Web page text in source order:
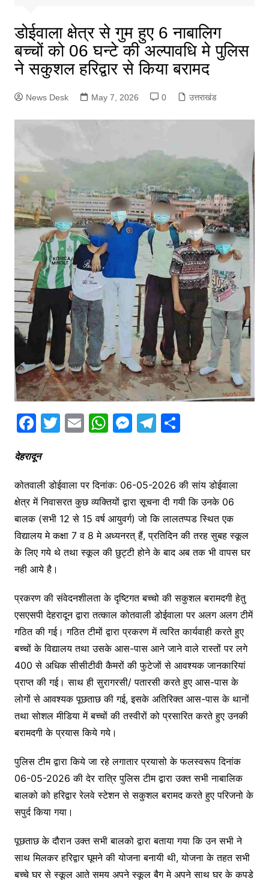
डोईवाला क्षेत्र से गुम हुए 6 नाबालिग
बच्चों को 06 घन्टे की अल्पावधि मे पुलिस
ने सकुशल हरिद्वार से किया बरामद
News Desk May 7, 2026 0 उत्तराखंड
F
c
e
b
o
o
k
T
er
E
l
W
s
A
p
p
M
s
e
n
g
er
T
gr
a
m
S
e
देहरादून
कोतवाली डोईवाला पर दिनांक: 06-05-2026 की सांय डोईवाला
क्षेत्र में निवासरत कुछ व्यक्तियों द्वारा सूचना दी गयी कि उनके 06
बालक (सभी 12 से 15 वर्ष आयुवर्ग) जो कि लालतप्पड स्थित एक
विद्यालय मे कक्षा 7 व 8 मे अध्यनरत् हैं, प्रतिदिन की तरह सुबह स्कूल
के लिए गये थे तथा स्कूल की छुट्टी होने के बाद अब तक भी वापस घर
नही आये है।
प्रकरण की संवेदनशीलता के दृष्टिगत बच्चो की सकुशल बरामदगी हेतु
एसएसपी देहरादून द्वारा तत्काल कोतवाली डोईवाला पर अलग अलग टीमें
गठित की गई। गठित टीमों द्वारा प्रकरण में त्वरित कार्यवाही करते हुए
बच्चों के विद्यालय तथा उसके आस-पास आने जाने वाले रास्तों पर लगे
400 से अधिक सीसीटीवी कैमरों की फुटेजों से आवश्यक जानकारियां
प्राप्त की गई। साथ ही सुरागरसी/ पतारसी करते हुए आस-पास के
लोगों से आवश्यक पूछताछ की गई, इसके अतिरिक्त आस-पास के थानों
तथा सोशल मीडिया में बच्चों की तस्वीरों को प्रसारित करते हुए उनकी
बरामदगी के प्रयास किये गये।
पुलिस टीम द्वारा किये जा रहे लगातार प्रयासो के फलस्वरूप दिनांक
06-05-2026 की देर रात्रि पुलिस टीम द्वारा उक्त सभी नाबालिक
बालको को हरिद्वार रेलवे स्टेशन से सकुशल बरामद करते हुए परिजनो के
सपुर्द किया गया।
पूछताछ के दौरान उक्त सभी बालको द्वारा बताया गया कि उन सभी ने
साथ मिलकर हरिद्वार घूमने की योजना बनायी थी, योजना के तहत सभी
बच्चे घर से स्कूल आते समय अपने स्कूल बैग मे अपने साथ घर के कपडे